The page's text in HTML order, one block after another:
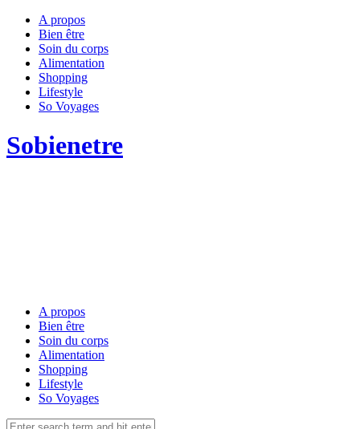
A propos
Bien être
Soin du corps
Alimentation
Shopping
Lifestyle
So Voyages
Sobienetre
A propos
Bien être
Soin du corps
Alimentation
Shopping
Lifestyle
So Voyages